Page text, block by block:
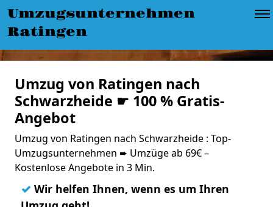
Umzugsunternehmen
Ratingen
Umzug von Ratingen nach
Schwarzheide ☛ 100 % Gratis-
Angebot
Umzug von Ratingen nach Schwarzheide : Top-
Umzugsunternehmen ➨ Umzüge ab 69€ –
Kostenlose Angebote in 3 Min.
✓ Wir helfen Ihnen, wenn es um Ihren